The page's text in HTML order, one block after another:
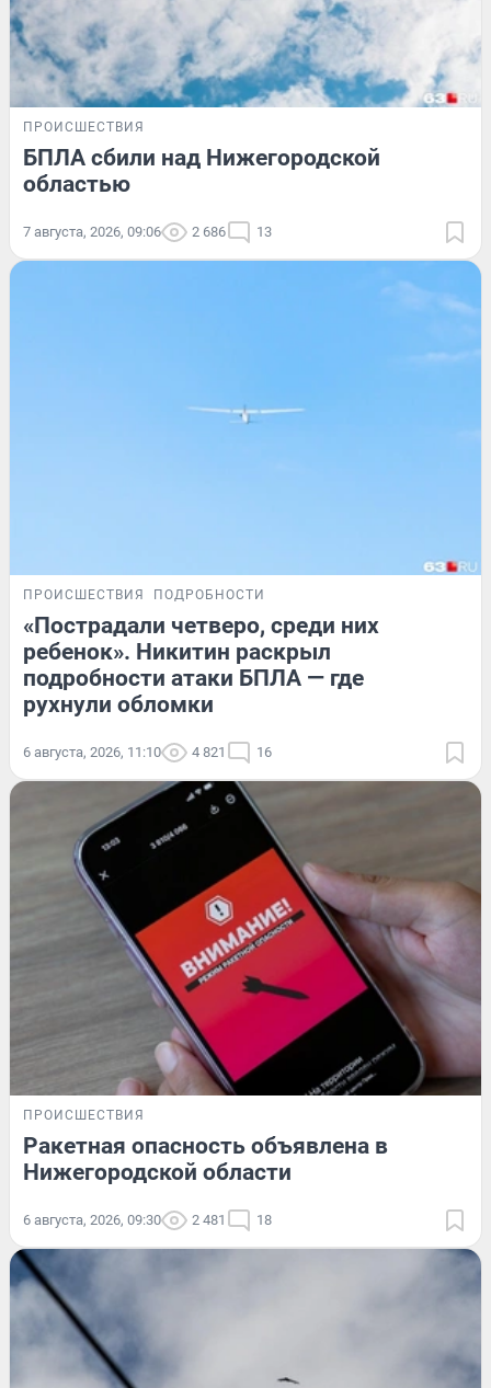
ПРОИСШЕСТВИЯ
БПЛА сбили над Нижегородской
областью
7 августа, 2026, 09:06 2 686 13
ПРОИСШЕСТВИЯ ПОДРОБНОСТИ
«Пострадали четверо, среди них
ребенок». Никитин раскрыл
подробности атаки БПЛА — где
рухнули обломки
6 августа, 2026, 11:10 4 821 16
ПРОИСШЕСТВИЯ
Ракетная опасность объявлена в
Нижегородской области
6 августа, 2026, 09:30 2 481 18